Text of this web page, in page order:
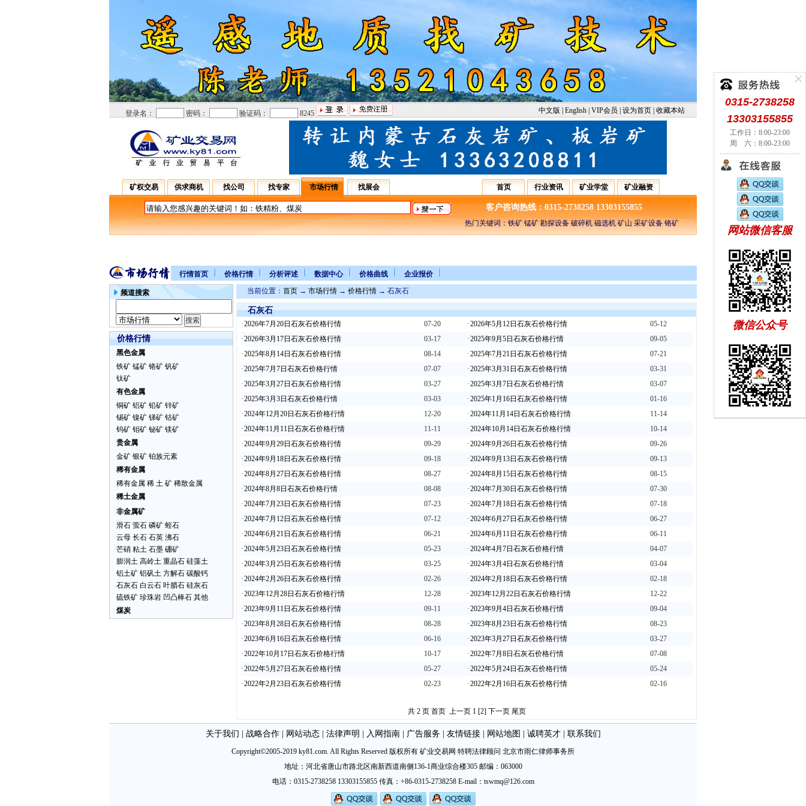
登录名： 密码： 验证码： 8245 中文版 English |VIP会员 设为首页 收藏本站
矿权交易 供求商机 找公司 找专家 市场行情 找展会 首页 行业资讯 矿业学堂 矿业融资
客户咨询热线：0315-2738258 13303155855
热门关键词：铁矿 锰矿 勘探设备 破碎机 磁选机 矿山 采矿设备 铬矿
行情首页 价格行情 分析评述 数据中心 价格曲线 企业报价
频道搜索
价格行情
黑色金属
铁矿 锰矿 铬矿 钒矿
钛矿
有色金属
铜矿 铝矿 铅矿 锌矿
锡矿 镍矿 锑矿 钴矿
钨矿 钼矿 铋矿 镁矿
贵金属
金矿 银矿 铂族元素
稀有金属
稀有金属 稀 土 矿 稀散金属
稀土金属
非金属矿
滑石 萤石 磷矿 蛭石
云母 长石 石英 沸石
芒硝 粘土 石墨 硼矿
膨润土 高岭土 重晶石 硅藻土
铝土矿 铝矾土 方解石 碳酸钙
石灰石 白云石 叶腊石 硅灰石
硫铁矿 珍珠岩 凹凸棒石 其他
煤炭
当前位置： 首页 → 市场行情 → 价格行情 → 石灰石
石灰石
·2026年7月20日石灰石价格行情 07-20 ·2026年5月12日石灰石价格行情
05-12
·2026年3月17日石灰石价格行情 03-17 ·2025年9月5日石灰石价格行情
09-05
·2025年8月14日石灰石价格行情 08-14 ·2025年7月21日石灰石价格行情
07-21
·2025年7月7日石灰石价格行情 07-07 ·2025年3月31日石灰石价格行情
03-31
·2025年3月27日石灰石价格行情 03-27 ·2025年3月7日石灰石价格行情
03-07
·2025年3月3日石灰石价格行情 03-03 ·2025年1月16日石灰石价格行情
01-16
·2024年12月20日石灰石价格行情 12-20 ·2024年11月14日石灰石价格行情
11-14
·2024年11月11日石灰石价格行情 11-11 ·2024年10月14日石灰石价格行情
10-14
·2024年9月29日石灰石价格行情 09-29 ·2024年9月26日石灰石价格行情
09-26
·2024年9月18日石灰石价格行情 09-18 ·2024年9月13日石灰石价格行情
09-13
·2024年8月27日石灰石价格行情 08-27 ·2024年8月15日石灰石价格行情
08-15
·2024年8月8日石灰石价格行情 08-08 ·2024年7月30日石灰石价格行情
07-30
·2024年7月23日石灰石价格行情 07-23 ·2024年7月18日石灰石价格行情
07-18
·2024年7月12日石灰石价格行情 07-12 ·2024年6月27日石灰石价格行情
06-27
·2024年6月21日石灰石价格行情 06-21 ·2024年6月11日石灰石价格行情
06-11
·2024年5月23日石灰石价格行情 05-23 ·2024年4月7日石灰石价格行情
04-07
·2024年3月25日石灰石价格行情 03-25 ·2024年3月4日石灰石价格行情
03-04
·2024年2月26日石灰石价格行情 02-26 ·2024年2月18日石灰石价格行情
02-18
·2023年12月28日石灰石价格行情 12-28 ·2023年12月22日石灰石价格行情
12-22
·2023年9月11日石灰石价格行情 09-11 ·2023年9月4日石灰石价格行情
09-04
·2023年8月28日石灰石价格行情 08-28 ·2023年8月23日石灰石价格行情
08-23
·2023年6月16日石灰石价格行情 06-16 ·2023年3月27日石灰石价格行情
03-27
·2022年10月17日石灰石价格行情 10-17 ·2022年7月8日石灰石价格行情
07-08
·2022年5月27日石灰石价格行情 05-27 ·2022年5月24日石灰石价格行情
05-24
·2022年2月23日石灰石价格行情 02-23 ·2022年2月16日石灰石价格行情 02-16
共 2 页 首页 上一页 1 [2] 下一页 尾页
关于我们 战略合作| 网站动态| 法律声明 入网指南| 广告服务 友情链接| 网站地图 诚聘英才| 联系我们
Copyright©2005-2019 ky81.com. All Rights Reserved 版权所有 矿业交易网 特聘法律顾问 北京市雨仁律师事务所
地址：河北省唐山市路北区南新西道南侧136-1商业综合楼305 邮编：063000
电话：0315-2738258 13303155855 传真：+86-0315-2738258 E-mail：tswmq@126.com
0315-2738258
13303155855
工作日：8:00-23:00
周 六：8:00-23:00
网站微信客服
微信公众号